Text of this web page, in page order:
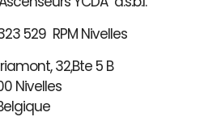
529 RPM Nivelles
32,Bte 5 B
Nivelles